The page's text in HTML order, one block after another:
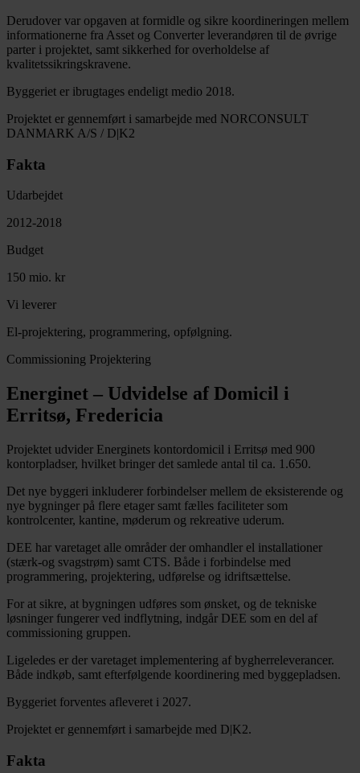
Derudover var opgaven at formidle og sikre koordineringen mellem
informationerne fra Asset og Converter leverandøren til de øvrige
parter i projektet, samt sikkerhed for overholdelse af
kvalitetssikringskravene.
Byggeriet er ibrugtages endeligt medio 2018.
Projektet er gennemført i samarbejde med NORCONSULT
DANMARK A/S / D|K2
Fakta
Udarbejdet
2012-2018
Budget
150 mio. kr
Vi leverer
El-projektering, programmering, opfølgning.
Commissioning Projektering
Energinet – Udvidelse af Domicil i
Erritsø, Fredericia
Projektet udvider Energinets kontordomicil i Erritsø med 900
kontorpladser, hvilket bringer det samlede antal til ca. 1.650.
Det nye byggeri inkluderer forbindelser mellem de eksisterende og
nye bygninger på flere etager samt fælles faciliteter som
kontrolcenter, kantine, møderum og rekreative uderum.
DEE har varetaget alle områder der omhandler el installationer
(stærk-og svagstrøm) samt CTS. Både i forbindelse med
programmering, projektering, udførelse og idriftsættelse.
For at sikre, at bygningen udføres som ønsket, og de tekniske
løsninger fungerer ved indflytning, indgår DEE som en del af
commissioning gruppen.
Ligeledes er der varetaget implementering af bygherreleverancer.
Både indkøb, samt efterfølgende koordinering med byggepladsen.
Byggeriet forventes afleveret i 2027.
Projektet er gennemført i samarbejde med D|K2.
Fakta